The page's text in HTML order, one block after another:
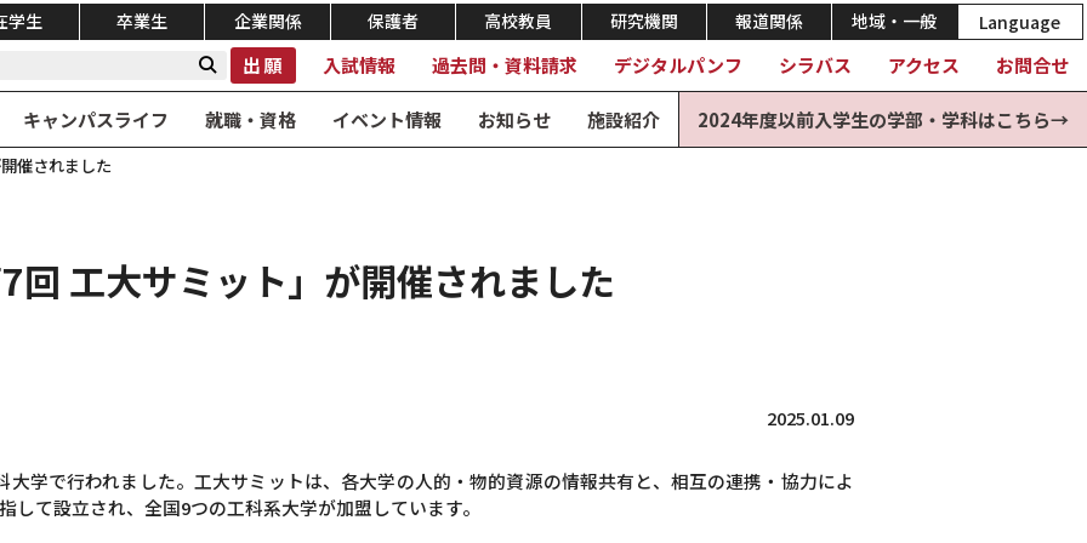
学生 卒業生 企業関係 保護者 高校教員 研究機関 報道関係 地域・一般 Language
出願 入試情報 過去問・資料請求 デジタルパンフ シラバス アクセス お問合せ
キャンパスライフ 就職・資格 イベント情報 お知らせ 施設紹介 2024年度以前入学生の学部・学科はこちら→
催されました
回 工大サミット」が開催されました
2025.01.09
学で行われました。工大サミットは、各⼤学の⼈的・物的資源の情報共有と、相互の連携・協⼒によ
て設立され、全国9つの工科系大学が加盟しています。